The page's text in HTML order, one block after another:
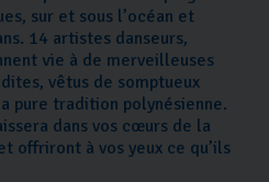
sur et sous l’océan et
14 artistes danseurs,
vie à de merveilleuses
vêtus de somptueux
pure tradition polynésienne.
dans vos cœurs de la
offriront à vos yeux ce qu’ils